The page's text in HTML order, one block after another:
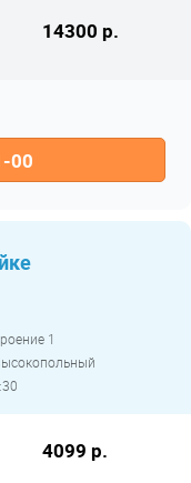
14300 р.
00
1
4099 р.